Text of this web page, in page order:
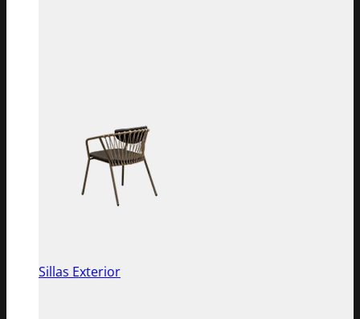
Sillas Exterior